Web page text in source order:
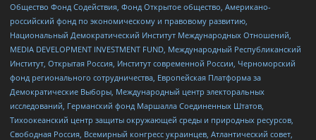
Общество Фонд Содействия, Фонд Открытое общество, Американо-
российский фонд по экономическому и правовому развитию,
Национальный Демократический Институт Международных Отношений,
MEDIA DEVELOPMENT INVESTMENT FUND, Международный Республиканский
Институт, Открытая Россия, Институт современной России, Черноморский
фонд регионального сотрудничества, Европейская Платформа за
Демократические Выборы, Международный центр электоральных
исследований, Германский фонд Маршалла Соединенных Штатов,
Тихоокеанский центр защиты окружающей среды и природных ресурсов,
Свободная Россия, Всемирный конгресс украинцев, Атлантический совет,